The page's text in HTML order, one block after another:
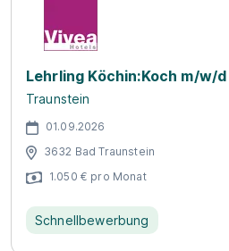
Lehrling Köchin:Koch m/w/d
Traunstein
01.09.2026
3632 Bad Traunstein
1.050 € pro Monat
Schnellbewerbung